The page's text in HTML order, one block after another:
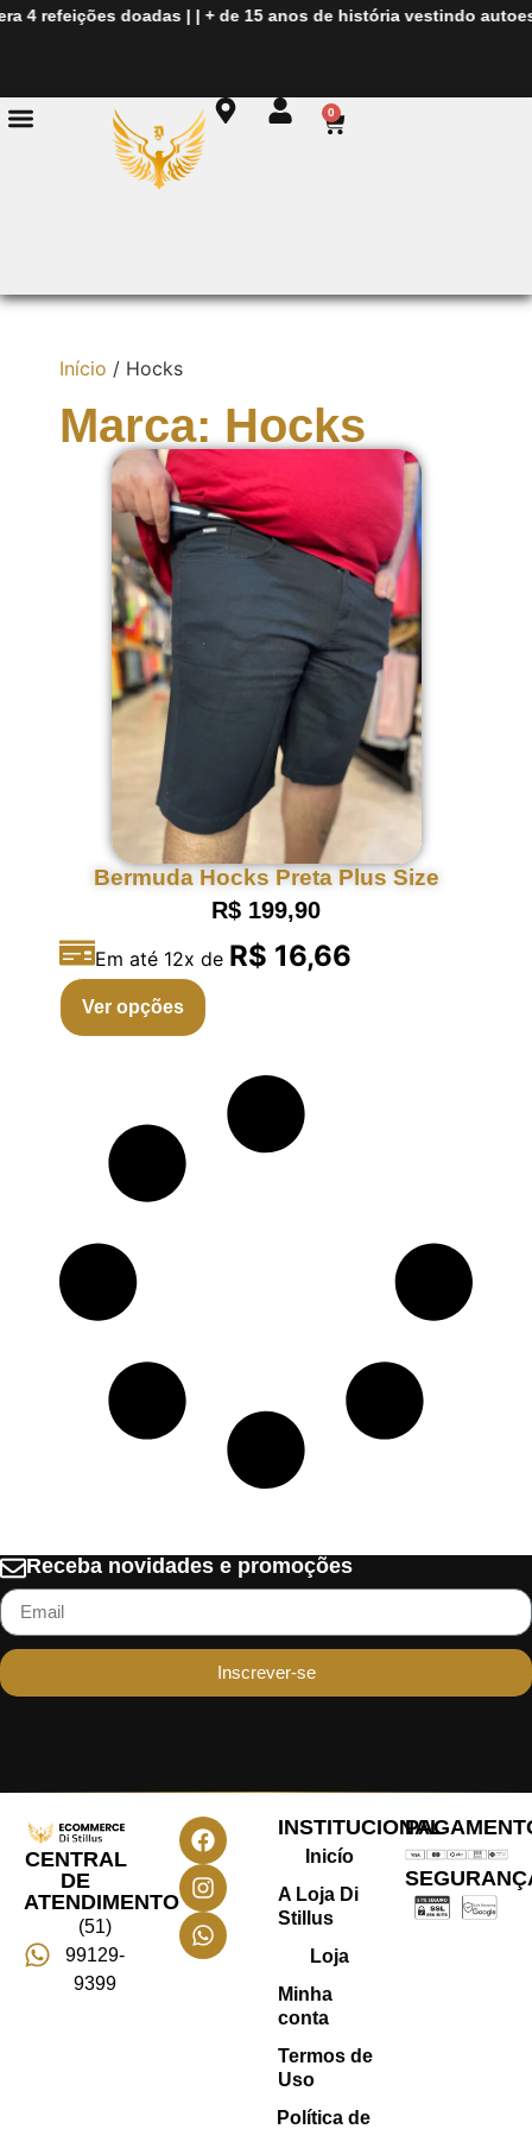
4 refeições doadas | |+ de15 anos de históriavestindo
0
Início / Hocks
Marca: Hocks
Bermuda Hocks Preta Plus Size
R$ 199,90
Em até 12x de R$ 16,66
Ver opções
Receba novidades e promoções
Inscrever-se
CENTRAL
DE
ATENDIMENTO
(51)
99129-
9399
INSTITUCIONAL
Inicío
A Loja Di
Stillus
Loja
Minha
conta
Termos de
Uso
Política de